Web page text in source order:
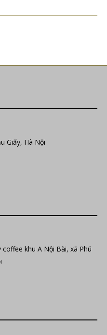
Giấy, Hà Nội
khu A Nội Bài, xã Phú